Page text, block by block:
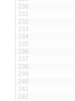
230
231
232
233
234
235
236
237
238
239
240
241
242